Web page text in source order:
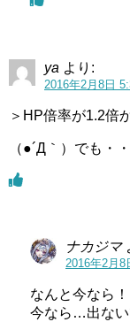
ya より:
2016年2月8日
＞HP倍率が1.2倍
（●´Д｀）でも・
ナカジマ
2016年2月8
なんと今なら！
今なら…出な